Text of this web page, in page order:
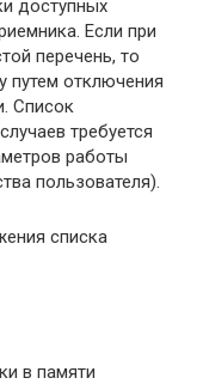
доступных
Если при
перечень, то
путем отключения
Список
требуется
работы
пользователя).
списка
в памяти